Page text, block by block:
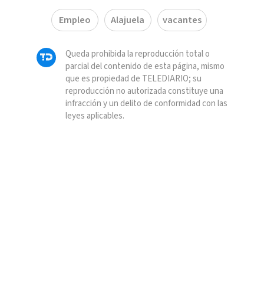
Empleo Alajuela vacantes
Queda prohibida la reproducción total o
parcial del contenido de esta página, mismo
que es propiedad de TELEDIARIO; su
reproducción no autorizada constituye una
infracción y un delito de conformidad con las
leyes aplicables.